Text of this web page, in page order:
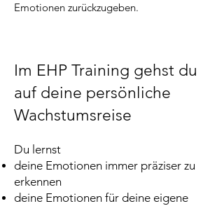
Emotionen zurückzugeben.
Im EHP Training gehst du
auf deine persönliche
Wachstumsreise
Du lernst
deine Emotionen immer präziser zu
erkennen
deine Emotionen für deine eigene